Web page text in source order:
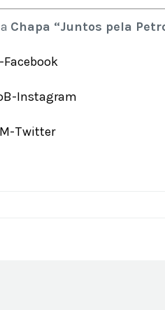
Chapa “Juntos pela
Instagram
Twitter